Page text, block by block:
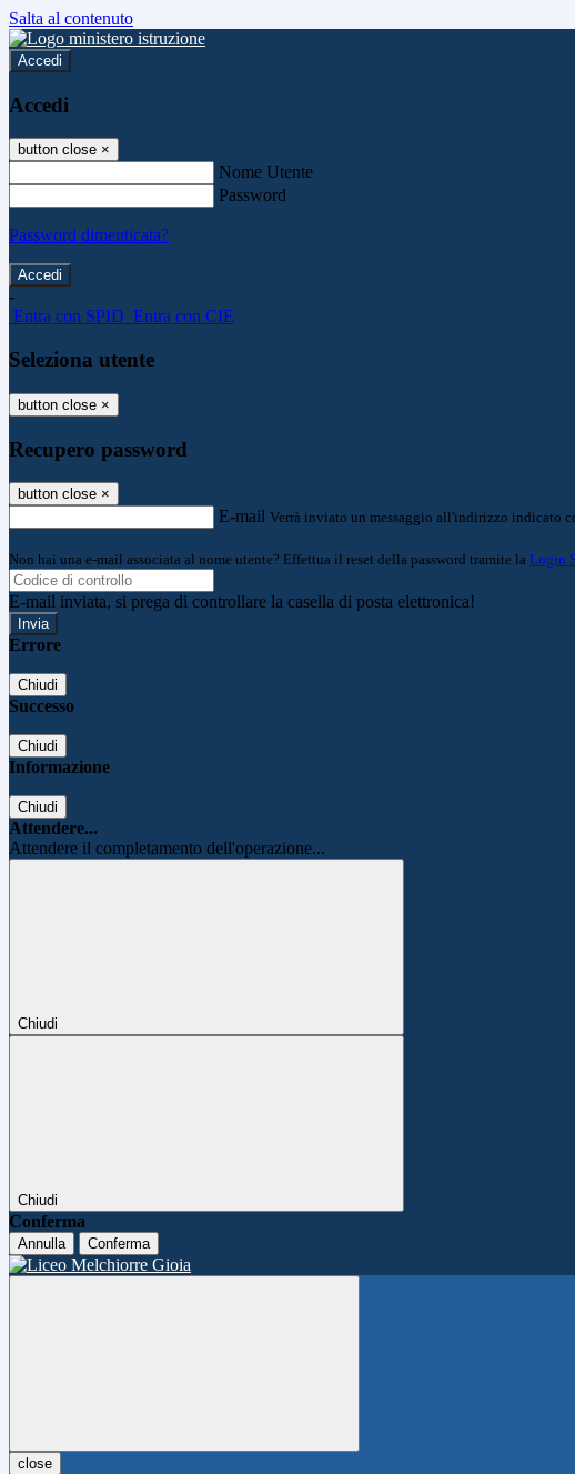
Salta al contenuto
Accedi
Accedi
button close ×
Nome Utente
Password
Password dimenticata?
-
Entra con SPID Entra con CIE
Seleziona utente
button close ×
Recupero password
button close ×
E-mail Verrà inviato un messaggio all'indirizzo indicato
Non hai una e-mail associata al nome utente? Effettua il reset della password tramite la Login
E-mail inviata, si prega di controllare la casella di posta elettronica!
Errore
Chiudi
Successo
Chiudi
Informazione
Chiudi
Attendere...
Attendere il completamento dell'operazione...
Chiudi
Chiudi
Conferma
Annulla Conferma
close